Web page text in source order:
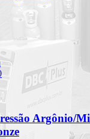
Argônio/